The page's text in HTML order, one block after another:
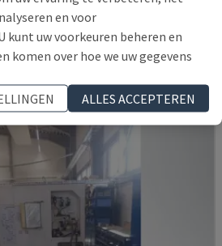
UUR
30.000 €
en voor
kunt uw voorkeuren beheren en
komen over hoe we uw gegevens
ALLES ACCEPTEREN